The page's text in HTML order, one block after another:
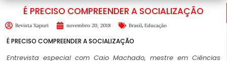
É PRECISO COMPREENDER A SOCIALIZAÇÃO
Revista Xapuri novembro 20, 2018 Brasil, Educação
É PRECISO COMPREENDER A SOCIALIZAÇÃO
Entrevista especial com Caio Machado, mestre em Ciências